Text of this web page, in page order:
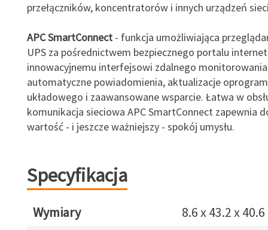
przełączników, koncentratorów i innych urządzeń
APC SmartConnect- funkcja umożliwiająca
UPS za pośrednictwem bezpiecznego portalu
innowacyjnemu interfejsowi zdalnego
automatyczne powiadomienia, aktualizacje
układowego i zaawansowane wsparcie. Łatwa w
komunikacja sieciowa APC SmartConnect zapewnia
wartość - i jeszcze ważniejszy - spokój umysłu.
Specyfikacja
Wymiary
8.6 x 43.2 x